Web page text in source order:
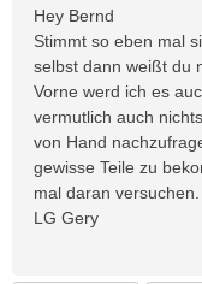
i
t
a
g
Hey Bernd
Stimmt so eben mal
selbst dann weißt du
Vorne werd ich es
vermutlich auch
von Hand
gewisse Teile zu
mal daran
LG Gery